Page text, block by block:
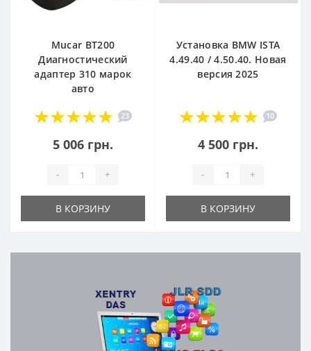
Mucar BT200
Диагностический
адаптер 310 марок
авто
23
5 006 грн.
- +
В КОРЗИНУ
Установка BMW ISTA
4.49.40 / 4.50.40. Новая
версия 2025
10
4 500 грн.
- +
В КОРЗИНУ